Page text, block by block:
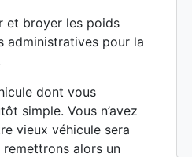
et broyer les poids
administratives pour la
dont vous
simple. Vous n’avez
vieux véhicule sera
alors un